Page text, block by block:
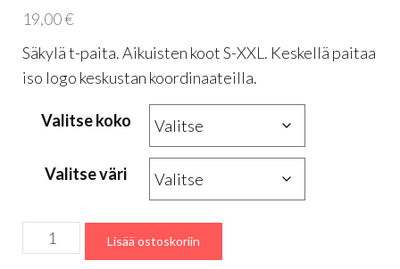
19,00€
Säkylä t-paita. Aikuisten koot S-XXL. Keskellä paitaa
iso logo keskustan koordinaateilla.
Valitse koko
Valitse väri
Säkylä
t-
Lisää ostoskoriin